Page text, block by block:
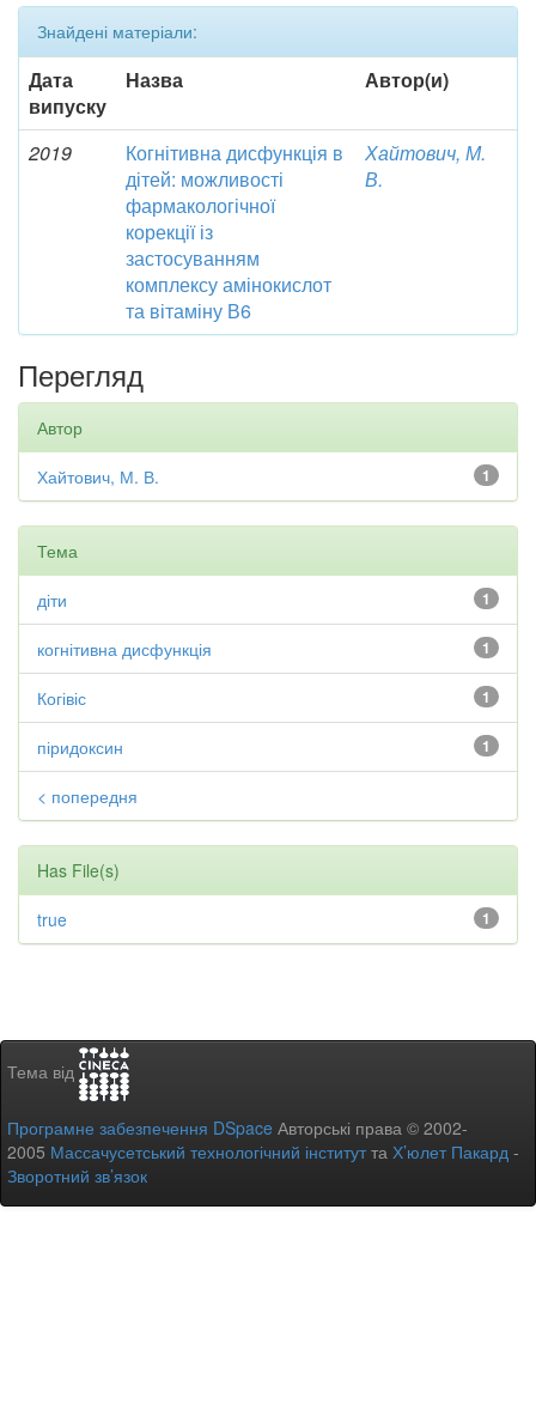
Знайдені матеріали:
Дата
випуску
Назва Автор(и)
2019
Когнітивна дисфункція в
дітей: можливості
фармакологічної
корекції із
застосуванням
комплексу амінокислот
та вітаміну В6
Хайтович, М.
В.
Перегляд
Автор
1
Хайтович, М. В.
Тема
1
діти
1
когнітивна дисфункція
1
Когівіс
1
піридоксин
< попередня
Has File(s)
1
true
Тема від
Програмне забезпечення DSpace Авторські права © 2002-
2005 Массачусетський технологічний інститутта Х’юлет Пакард -
Зворотний зв’язок